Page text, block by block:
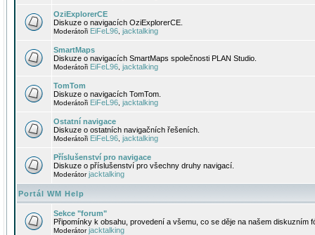
OziExplorerCE
Diskuze o navigacích OziExplorerCE.
Moderátoři EiFeL96 jacktalking
SmartMaps
Diskuze o navigacích SmartMaps společnosti PLAN Studio.
Moderátoři EiFeL96 jacktalking
TomTom
Diskuze o navigacích TomTom.
Moderátoři EiFeL96 jacktalking
Ostatní navigace
Diskuze o ostatních navigačních řešeních.
Moderátoři EiFeL96 jacktalking
Příslušenství pro navigace
Diskuze o příslušenství pro všechny druhy navigací.
Moderátorjacktalking
Portál WM Help
Sekce "forum"
Připomínky k obsahu, provedení a všemu, co se děje na našem diskuzním
Moderátorjacktalking